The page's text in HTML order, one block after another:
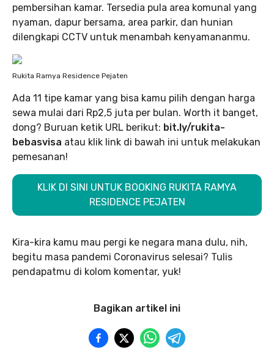
pembersihan kamar. Tersedia pula area komunal yang
nyaman, dapur bersama, area parkir, dan hunian
dilengkapi CCTV untuk menambah kenyamananmu.
Rukita Ramya Residence Pejaten
Ada 11 tipe kamar yang bisa kamu pilih dengan harga
sewa mulai dari Rp2,5 juta per bulan. Worth it banget,
dong? Buruan ketik URL berikut: bit.ly/rukita-
bebasvisa atau klik link di bawah ini untuk melakukan
pemesanan!
KLIK DI SINI UNTUK BOOKING RUKITA RAMYA
RESIDENCE PEJATEN
Kira-kira kamu mau pergi ke negara mana dulu, nih,
begitu masa pandemi Coronavirus selesai? Tulis
pendapatmu di kolom komentar, yuk!
Bagikan artikel ini